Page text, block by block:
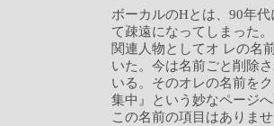
ボーカルのHとは、90年
て疎遠になってしまった
関連人物としてオ レの名
いた。今は名前ごと削除
いる。そのオレの名前を
集中』という妙なページ
この名前の項目はありま